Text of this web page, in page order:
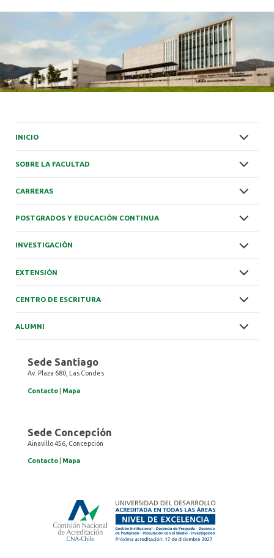
INICIO
SOBRE LA FACULTAD
CARRERAS
POSTGRADOS Y EDUCACIÓN CONTINUA
INVESTIGACIÓN
EXTENSIÓN
CENTRO DE ESCRITURA
ALUMNI
Sede Santiago
Av. Plaza 680, Las Condes
Contacto Mapa
Sede Concepción
Ainavillo 456, Concepción
Contacto Mapa